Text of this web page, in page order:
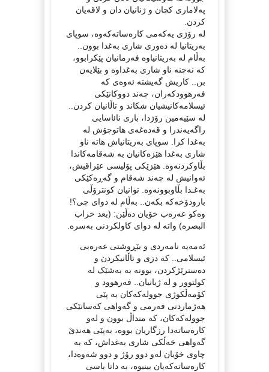
پەلاماری کچان و ژنانیان دان و لاقەیان
کردن.
لە رۆژی یەکەمی کارەساتەکەوە، سوپای
بەریتانیا لە دەوری شاری بەغدا بوون..
بەڵام لە بەریتانیاوە فەرمانیان پێکرابوو،
کە نەچنە ناو شاری بەغداوە و بێلایەن
بن.. کاریش گەیشتە ئەوەی کە
فەرهوودکەران، چەند دووکانێکی
ئیسلامەکانیشیان شکاند و تاڵانیان کردن..
لە سێیەمین رۆژدا، باری نائاسایی
راگەیەندرا و قەدەغەی هاتوچۆش لە
بەغدا کرا. سوپای بەریتانیاش هاتە ناو
شاری بەغدا هێزەکانیان بە شەقامەکاندا
بڵاوکردنەوە. هێزێکی پۆلیسی عێراقیش،
ئەوانیش لە چەند شەقام و گەڕەکێکی
بەغـدا بڵاوبوونەوە. توانیان کونترۆڵی
بارودۆخەکە بکەن.. بەڵام لە دوای چی؟!
وەکو عەرەب خۆیان دەڵێن: (بعد خراب
البصره‌) واتە لە دوای کاولکردنی بەسرە.
ئەمەیە نامەردی و بێڕوشتی عەرەبی
ئیسلامی.. کە دزی و تاڵانیکردن و
دەسترێژکردن، بوونە بە بەشێک لە
کولتوور و لە ژیانیان.. فەرهوود و
کۆمەڵکوژی جوولەکەکان بە پێی
هەژماردنی فەرمی و گەواهی کەسانێکی
جوولەکەکان، کە منداڵ بوون و لەو
کارەساتەدا رزگاریان بووە، بەپێی هەندێ
گەواهی خەڵکی شاری بەغداش، کە بە
چاوی خۆیان لەو دوو رۆژ و دوو شەوەدا،
کارەساتەکەیان بینیوە، بە داتا باسی